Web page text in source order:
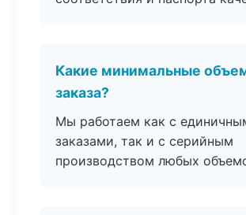
Какие минимальные
заказа?
Мы работаем как с
заказами, так и с серийным
производством любых